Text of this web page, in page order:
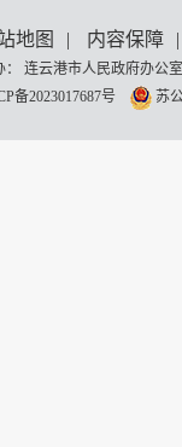
地图 | 内容保障 |
： 连云港市人民政府办
备2023017687号
苏